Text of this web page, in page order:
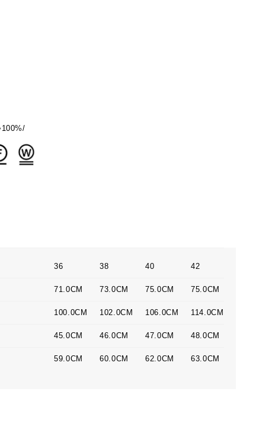
36 38 40 42
71.0CM 73.0CM 75.0CM 75.0CM
100.0CM 102.0CM 106.0CM 114.0CM
45.0CM 46.0CM 47.0CM 48.0CM
59.0CM 60.0CM 62.0CM 63.0CM